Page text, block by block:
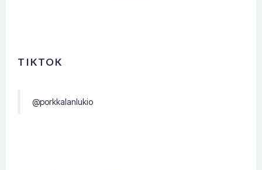
TIKTOK
@porkkalanlukio